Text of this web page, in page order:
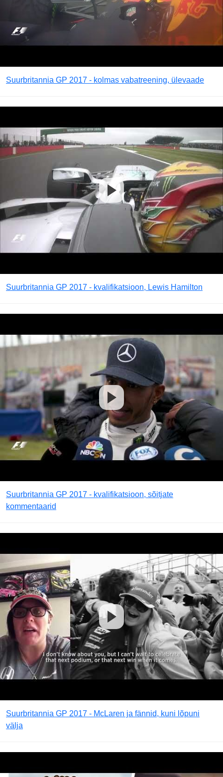
Suurbritannia GP 2017 - kolmas vabatreening, ülevaade
Suurbritannia GP 2017 - kvalifikatsioon, Lewis Hamilton
Suurbritannia GP 2017 - kvalifikatsioon, sõitjate
kommentaarid
Suurbritannia GP 2017 - McLaren ja fännid, kuni lõpuni
välja